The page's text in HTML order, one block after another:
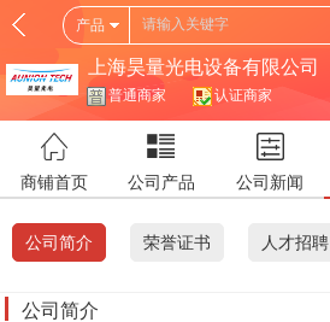
产品
上海昊量光电设备有限公司
普通商家 认证商家
商铺首页 公司产品 公司新闻
公司简介 荣誉证书 人才招聘
公司简介